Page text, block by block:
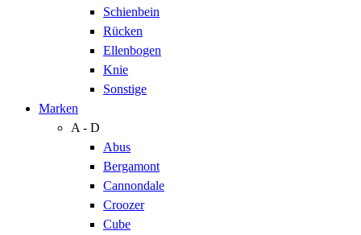
Schienbein
Rücken
Ellenbogen
Knie
Sonstige
Marken
A - D
Abus
Bergamont
Cannondale
Croozer
Cube